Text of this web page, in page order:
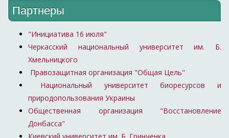
Партнеры
"Инициатива 16 июля"
Черкасский национальный университет им. Б.
Хмельницкого
Правозащитная организация "Общая Цель"
Национальный университет биоресурсов и
природопользования Украины
Общественная организация "Восстановление
Донбасса"